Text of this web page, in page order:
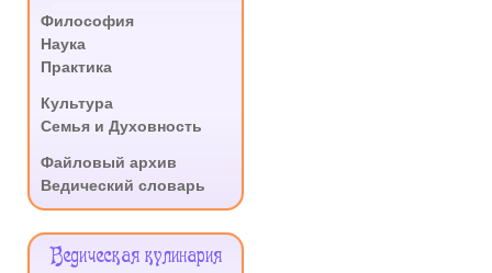
Философия
Наука
Практика
Культура
Семья и Духовность
Файловый архив
Ведический словарь
Ведическая кулинария